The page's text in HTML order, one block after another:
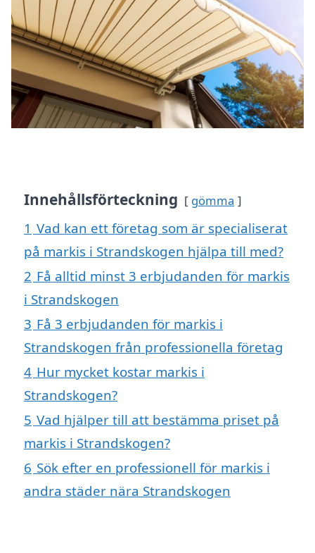
Innehållsförteckning gömma
1 Vad kan ett företag som är specialiserat
på markis i Strandskogen hjälpa till med?
2 Få alltid minst 3 erbjudanden för markis
i Strandskogen
3 Få 3 erbjudanden för markis i
Strandskogen från professionella företag
4 Hur mycket kostar markis i
Strandskogen?
5 Vad hjälper till att bestämma priset på
markis i Strandskogen?
6 Sök efter en professionell för markis i
andra städer nära Strandskogen